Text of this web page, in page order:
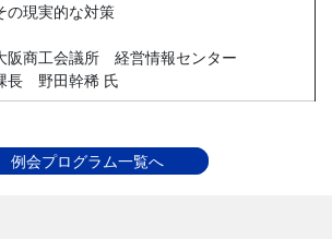
の現実的な対策
阪商工会議所 経営情報センター
長 野田幹稀 氏
例会プログラム一覧へ